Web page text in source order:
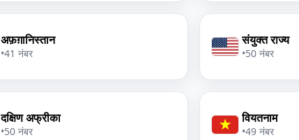
अफ़ग़ानिस्तान
•41 नंबर
संयुक्त राज्य
•50 नंबर
दक्षिण अफ्रीका
•50 नंबर
वियतनाम
•49 नंबर